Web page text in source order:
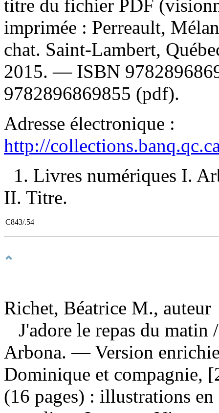
titre du fichier PDF
imprimée : Perreault,
chat. Saint-Lambert,
2015. — ISBN
9782896869855 (pdf).
Adresse électronique :
http://
1. Livres numériques I.
II. Titre.
C843/.54
Richet, Béatrice M., auteur
J'adore le repas du matin
Arbona. — Version
Dominique et compagnie,
(16 pages) : illustrations